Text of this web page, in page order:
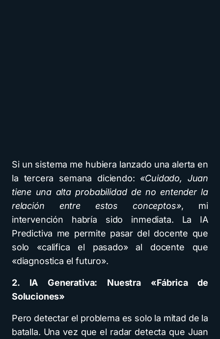
Si un sistema me hubiera lanzado una alerta en
la tercera semana diciendo: «Cuidado, Juan
tiene una alta probabilidad de no entender la
relación entre estos conceptos», mi
intervención habría sido inmediata. La IA
Predictiva me permite pasar del docente que
solo «califica el pasado» al docente que
«diagnostica el futuro».
2. IA Generativa: Nuestra «Fábrica de
Soluciones»
Pero detectar el problema es solo la mitad de la
batalla. Una vez que el radar detecta que Juan